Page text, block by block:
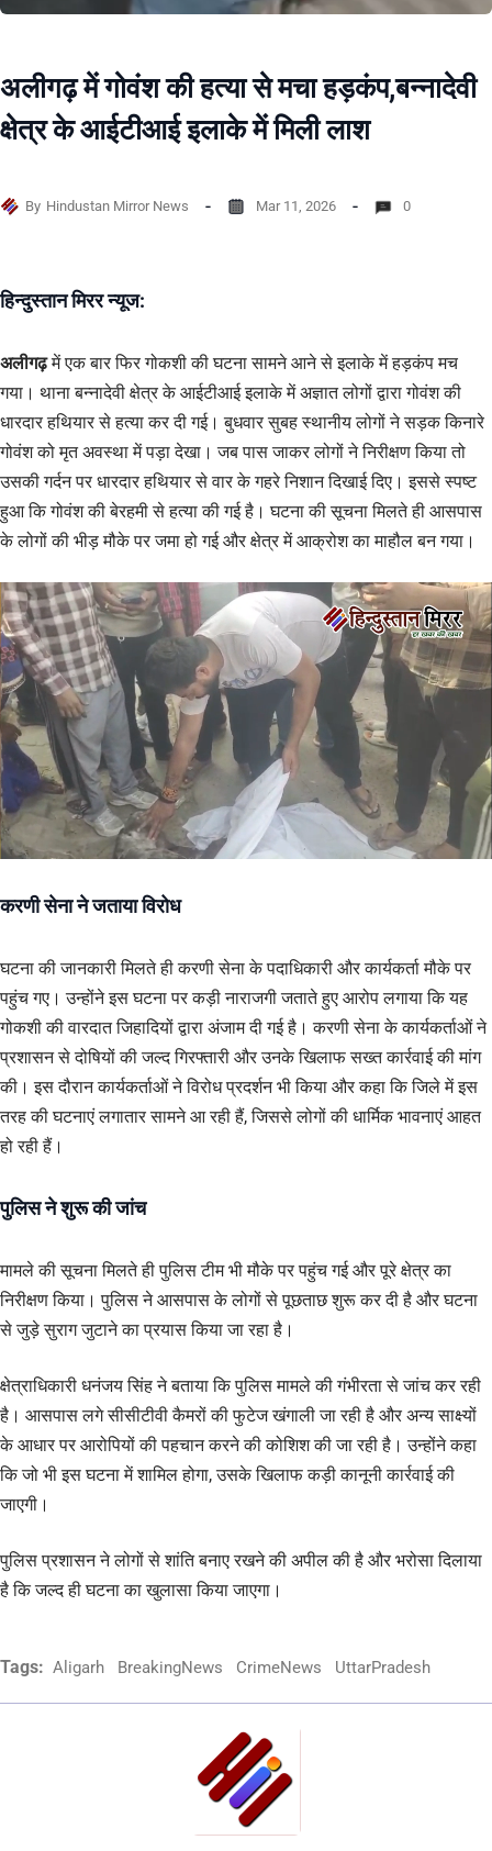
अलीगढ़ में गोवंश की हत्या से मचा हड़कंप,बन्नादेवी
क्षेत्र के आईटीआई इलाके में मिली लाश
By Hindustan Mirror News Mar 11, 2026 0
हिन्दुस्तान मिरर न्यूज:
अलीगढ़में एक बार फिर गोकशी की घटना सामने आने से इलाके में हड़कंप मच
गया। थाना बन्नादेवी क्षेत्र के आईटीआई इलाके में अज्ञात लोगों द्वारा गोवंश की
धारदार हथियार से हत्या कर दी गई। बुधवार सुबह स्थानीय लोगों ने सड़क किनारे
गोवंश को मृत अवस्था में पड़ा देखा। जब पास जाकर लोगों ने निरीक्षण किया तो
उसकी गर्दन पर धारदार हथियार से वार के गहरे निशान दिखाई दिए। इससे स्पष्ट
हुआ कि गोवंश की बेरहमी से हत्या की गई है। घटना की सूचना मिलते ही आसपास
के लोगों की भीड़ मौके पर जमा हो गई और क्षेत्र में आक्रोश का माहौल बन गया।
करणी सेना ने जताया विरोध
घटना की जानकारी मिलते ही करणी सेना के पदाधिकारी और कार्यकर्ता मौके पर
पहुंच गए। उन्होंने इस घटना पर कड़ी नाराजगी जताते हुए आरोप लगाया कि यह
गोकशी की वारदात जिहादियों द्वारा अंजाम दी गई है। करणी सेना के कार्यकर्ताओं ने
प्रशासन से दोषियों की जल्द गिरफ्तारी और उनके खिलाफ सख्त कार्रवाई की मांग
की। इस दौरान कार्यकर्ताओं ने विरोध प्रदर्शन भी किया और कहा कि जिले में इस
तरह की घटनाएं लगातार सामने आ रही हैं, जिससे लोगों की धार्मिक भावनाएं आहत
हो रही हैं।
पुलिस ने शुरू की जांच
मामले की सूचना मिलते ही पुलिस टीम भी मौके पर पहुंच गई और पूरे क्षेत्र का
निरीक्षण किया। पुलिस ने आसपास के लोगों से पूछताछ शुरू कर दी है और घटना
से जुड़े सुराग जुटाने का प्रयास किया जा रहा है।
क्षेत्राधिकारी धनंजय सिंह ने बताया कि पुलिस मामले की गंभीरता से जांच कर रही
है। आसपास लगे सीसीटीवी कैमरों की फुटेज खंगाली जा रही है और अन्य साक्ष्यों
के आधार पर आरोपियों की पहचान करने की कोशिश की जा रही है। उन्होंने कहा
कि जो भी इस घटना में शामिल होगा, उसके खिलाफ कड़ी कानूनी कार्रवाई की
जाएगी।
पुलिस प्रशासन ने लोगों से शांति बनाए रखने की अपील की है और भरोसा दिलाया
है कि जल्द ही घटना का खुलासा किया जाएगा।
Tags: Aligarh BreakingNews CrimeNews UttarPradesh